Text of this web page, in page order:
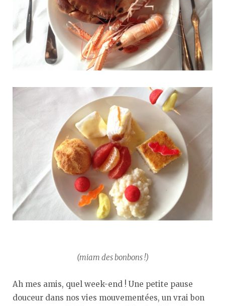
(miam des bonbons !)
Ah mes amis, quel week-end ! Une petite pause
douceur dans nos vies mouvementées, un vrai bon